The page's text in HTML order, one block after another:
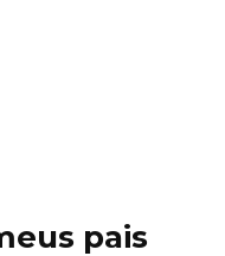
pais